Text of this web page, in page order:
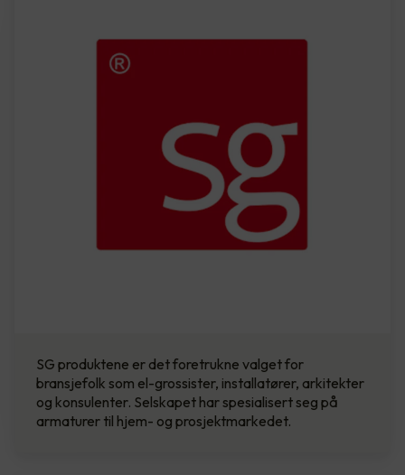
SG produktene er det foretrukne valget for
bransjefolk som el-grossister, installatører, arkitekter
og konsulenter. Selskapet har spesialisert seg på
armaturer til hjem- og prosjektmarkedet.